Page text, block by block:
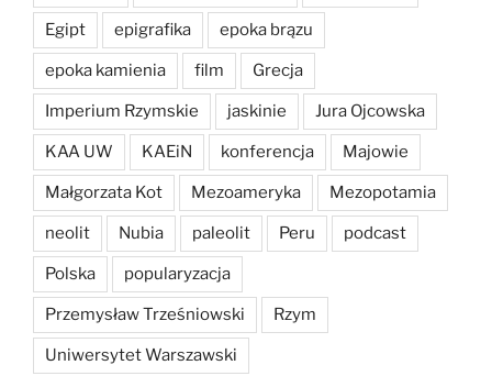
Egipt epigrafika epoka brązu
epoka kamienia film Grecja
Imperium Rzymskie jaskinie Jura Ojcowska
KAA UW KAEiN konferencja Majowie
Małgorzata Kot Mezoameryka Mezopotamia
neolit Nubia paleolit Peru podcast
Polska popularyzacja
Przemysław Trześniowski Rzym
Uniwersytet Warszawski